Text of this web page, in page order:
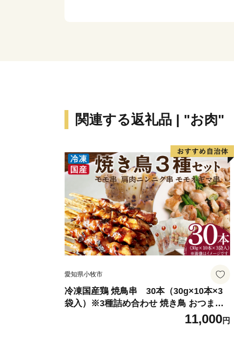
関連する返礼品 | "お肉"
愛知県小牧市
冷凍国産鶏 焼鳥串 30本（30g×10本×3
袋入）※3種詰め合わせ 焼き鳥 おつまみ
バーベキュー 小分け 国産 鶏肉 焼鳥 やき
とり 串 惣菜 おかず 晩酌 冷凍 パーティー
11,000円